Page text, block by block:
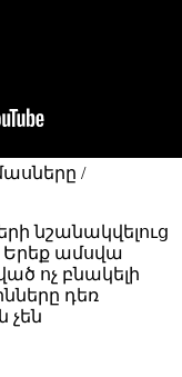
/
նշանակվելուց
Երեք ամսվա
ոչ բնակելի
դեռ
չեն